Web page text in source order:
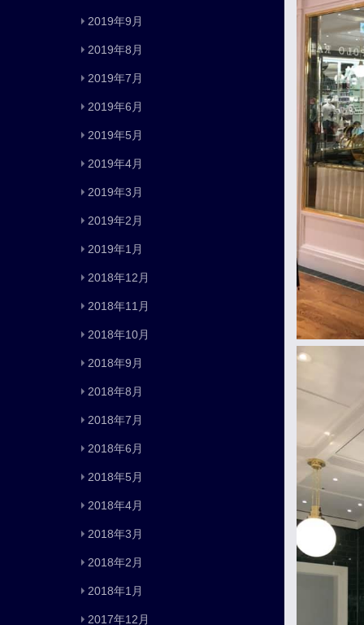
2019年9月
2019年8月
2019年7月
2019年6月
2019年5月
2019年4月
2019年3月
2019年2月
2019年1月
2018年12月
2018年11月
2018年10月
2018年9月
2018年8月
2018年7月
2018年6月
2018年5月
2018年4月
2018年3月
2018年2月
2018年1月
2017年12月